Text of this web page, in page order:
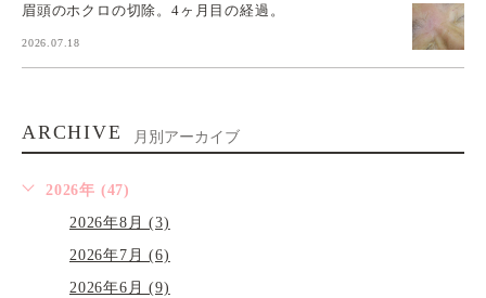
眉頭のホクロの切除。4ヶ月目の経過。
2026.07.18
ARCHIVE 月別アーカイブ
2026年 (47)
2026年8月 (3)
2026年7月 (6)
2026年6月 (9)